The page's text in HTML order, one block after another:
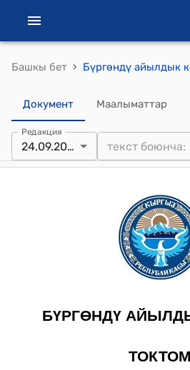
Башкы бет ›
Документ Маалыматтар
Редакция
24.09.2016